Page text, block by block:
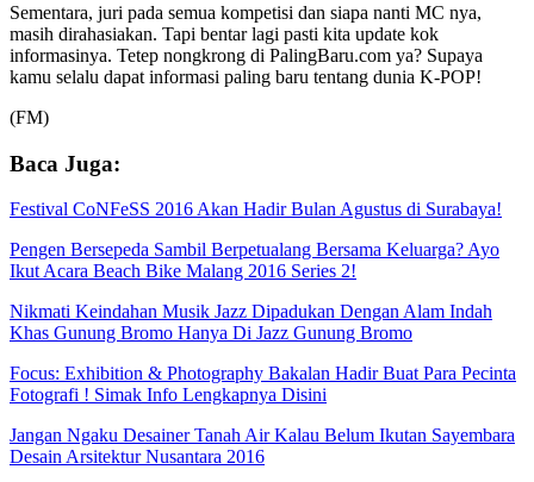
Sementara, juri pada semua kompetisi dan siapa nanti MC nya,
masih dirahasiakan. Tapi bentar lagi pasti kita update kok
informasinya. Tetep nongkrong di PalingBaru.com ya? Supaya
kamu selalu dapat informasi paling baru tentang dunia K-POP!
(FM)
Baca Juga:
Festival CoNFeSS 2016 Akan Hadir Bulan Agustus di Surabaya!
Pengen Bersepeda Sambil Berpetualang Bersama Keluarga? Ayo
Ikut Acara Beach Bike Malang 2016 Series 2!
Nikmati Keindahan Musik Jazz Dipadukan Dengan Alam Indah
Khas Gunung Bromo Hanya Di Jazz Gunung Bromo
Focus: Exhibition & Photography Bakalan Hadir Buat Para Pecinta
Fotografi ! Simak Info Lengkapnya Disini
Jangan Ngaku Desainer Tanah Air Kalau Belum Ikutan Sayembara
Desain Arsitektur Nusantara 2016